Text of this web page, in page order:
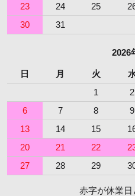
23
24 25
30
31
2026
日 月 火
1
2
6
7 8 9
13
14 15
20
21 22
27
28 29
赤字が休業日